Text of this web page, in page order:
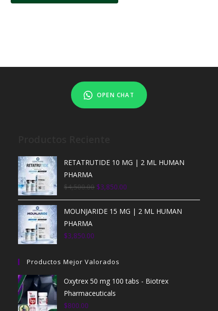
OPEN CHAT
RETATRUTIDE 10 MG | 2 ML HUMAN
PHARMA
$4,500.00 $3,850.00
MOUNJARIDE 15 MG | 2 ML HUMAN
PHARMA
$3,850.00
Productos Mejor Valorados
Oxytrex 50 mg 100 tabs - Biotrex
Pharmaceuticals
$800.00